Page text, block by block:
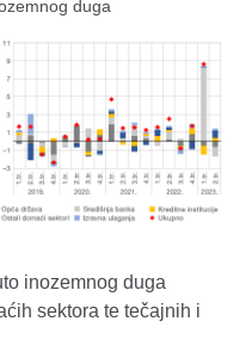
duga
inozemnog duga
sektora te tečajnih i